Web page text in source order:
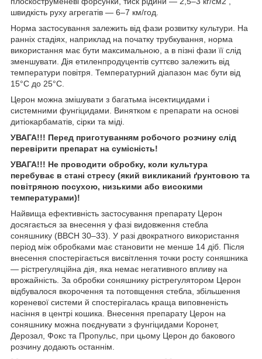
швидкість руху агрегатів — 6–7 км/год.
Норма застосування залежить від фази розвитку культури. На
ранніх стадіях, наприклад на початку трубкування, норма
використання має бути максимальною, а в пізні фази її слід
зменшувати. Дія етиленпродуцентів суттєво залежить від
температури повітря. Температурний діапазон має бути від
15°С до 25°С.
Церон можна змішувати з багатьма інсектицидами і
системними фунгіцидами. Винятком є препарати на основі
дитіокарбаматів, сірки та міді.
УВАГА!!! Перед приготуванням робочого розчину слід
перевірити препарат на сумісність!
УВАГА!!! Не проводити обробку, коли культура
перебуває в стані стресу (який викликаний ґрунтовою та
повітряною посухою, низькими або високими
температурами)!
Найвища ефективність застосування препарату Церон
досягається за внесення у фазі видовження стебла
соняшнику (ВВСН 30–33). У разі двократного використання
період між обробками має становити не менше 14 діб. Після
внесення спостерігається висвітлення точки росту соняшника
— рістрегуляційна дія, яка немає негативного впливу на
врожайність. За обробки соняшнику рістрегулятором Церон
відбувалося вкорочення та потовщення стебла, збільшення
кореневої системи й спостерігалась краща виповненість
насіння в центрі кошика. Внесення препарату Церон на
соняшнику можна поєднувати з фунгіцидами Коронет,
Дерозал, Фокс та Пропульс, при цьому Церон до бакового
розчину додають останнім.